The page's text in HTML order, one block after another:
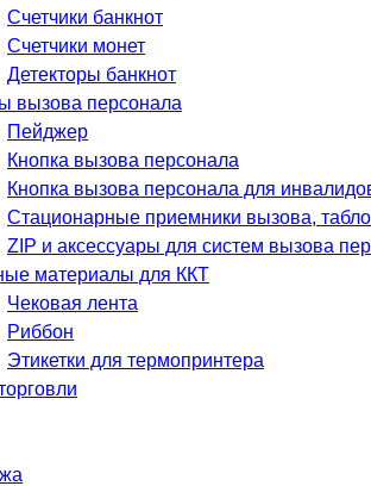
Счетчики банкнот
Счетчики монет
Детекторы банкнот
вызова персонала
Пейджер
Кнопка вызова персонала
Кнопка вызова персонала для
Стационарные приемники вызова, табло
ZIP и аксессуары для систем вызова
материалы для ККТ
Чековая лента
Риббон
Этикетки для термопринтера